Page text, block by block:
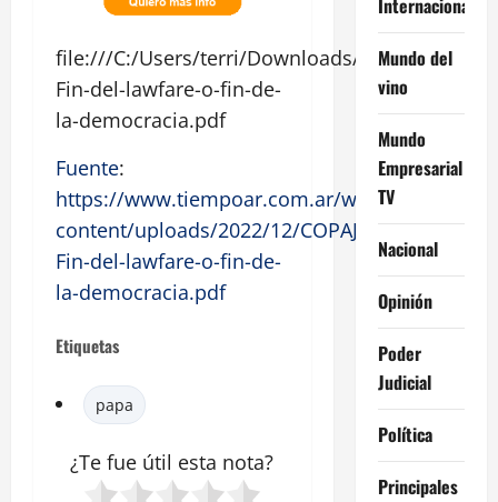
file:///C:/Users/terri/Downloads/COPAJU-
Fin-del-lawfare-o-fin-de-
la-democracia.pdf
Fuente:
https://www.tiempoar.com.ar/wp-
content/uploads/2022/12/COPAJU-
Fin-del-lawfare-o-fin-de-
la-democracia.pdf
Etiquetas
papa
¿Te fue útil esta nota?
Mundo del
vino
Mundo
Empresarial
TV
Nacional
Opinión
Poder
Judicial
Política
Principales